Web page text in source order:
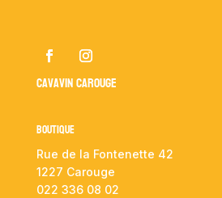
Cavavin Carouge
Boutique
Rue de la Fontenette 42
1227 Carouge
022 336 08 02